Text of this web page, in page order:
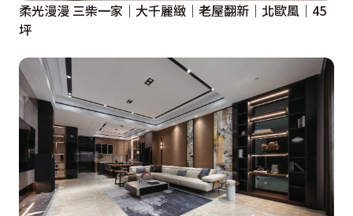
柔光漫漫 三柴一家｜大千麗緻｜老屋翻新｜北歐風｜45
坪